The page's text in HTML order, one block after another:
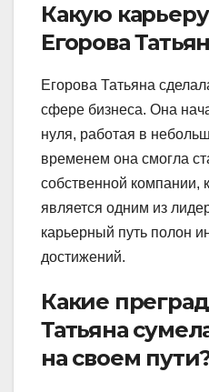
Какую
Егорова
Егорова Татьяна
сфере бизнеса. Она
нуля, работая в
временем она смогла
собственной компании,
является одним из
карьерный путь полон
достижений.
Какие
Татьяна
на своем